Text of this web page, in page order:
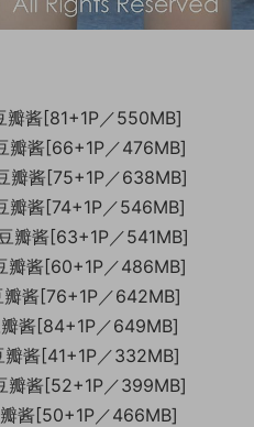
瓣酱[81+1P／550MB]
瓣酱[66+1P／476MB]
瓣酱[75+1P／638MB]
瓣酱[74+1P／546MB]
瓣酱[63+1P／541MB]
瓣酱[60+1P／486MB]
酱[76+1P／642MB]
酱[84+1P／649MB]
酱[41+1P／332MB]
瓣酱[52+1P／399MB]
酱[50+1P／466MB]